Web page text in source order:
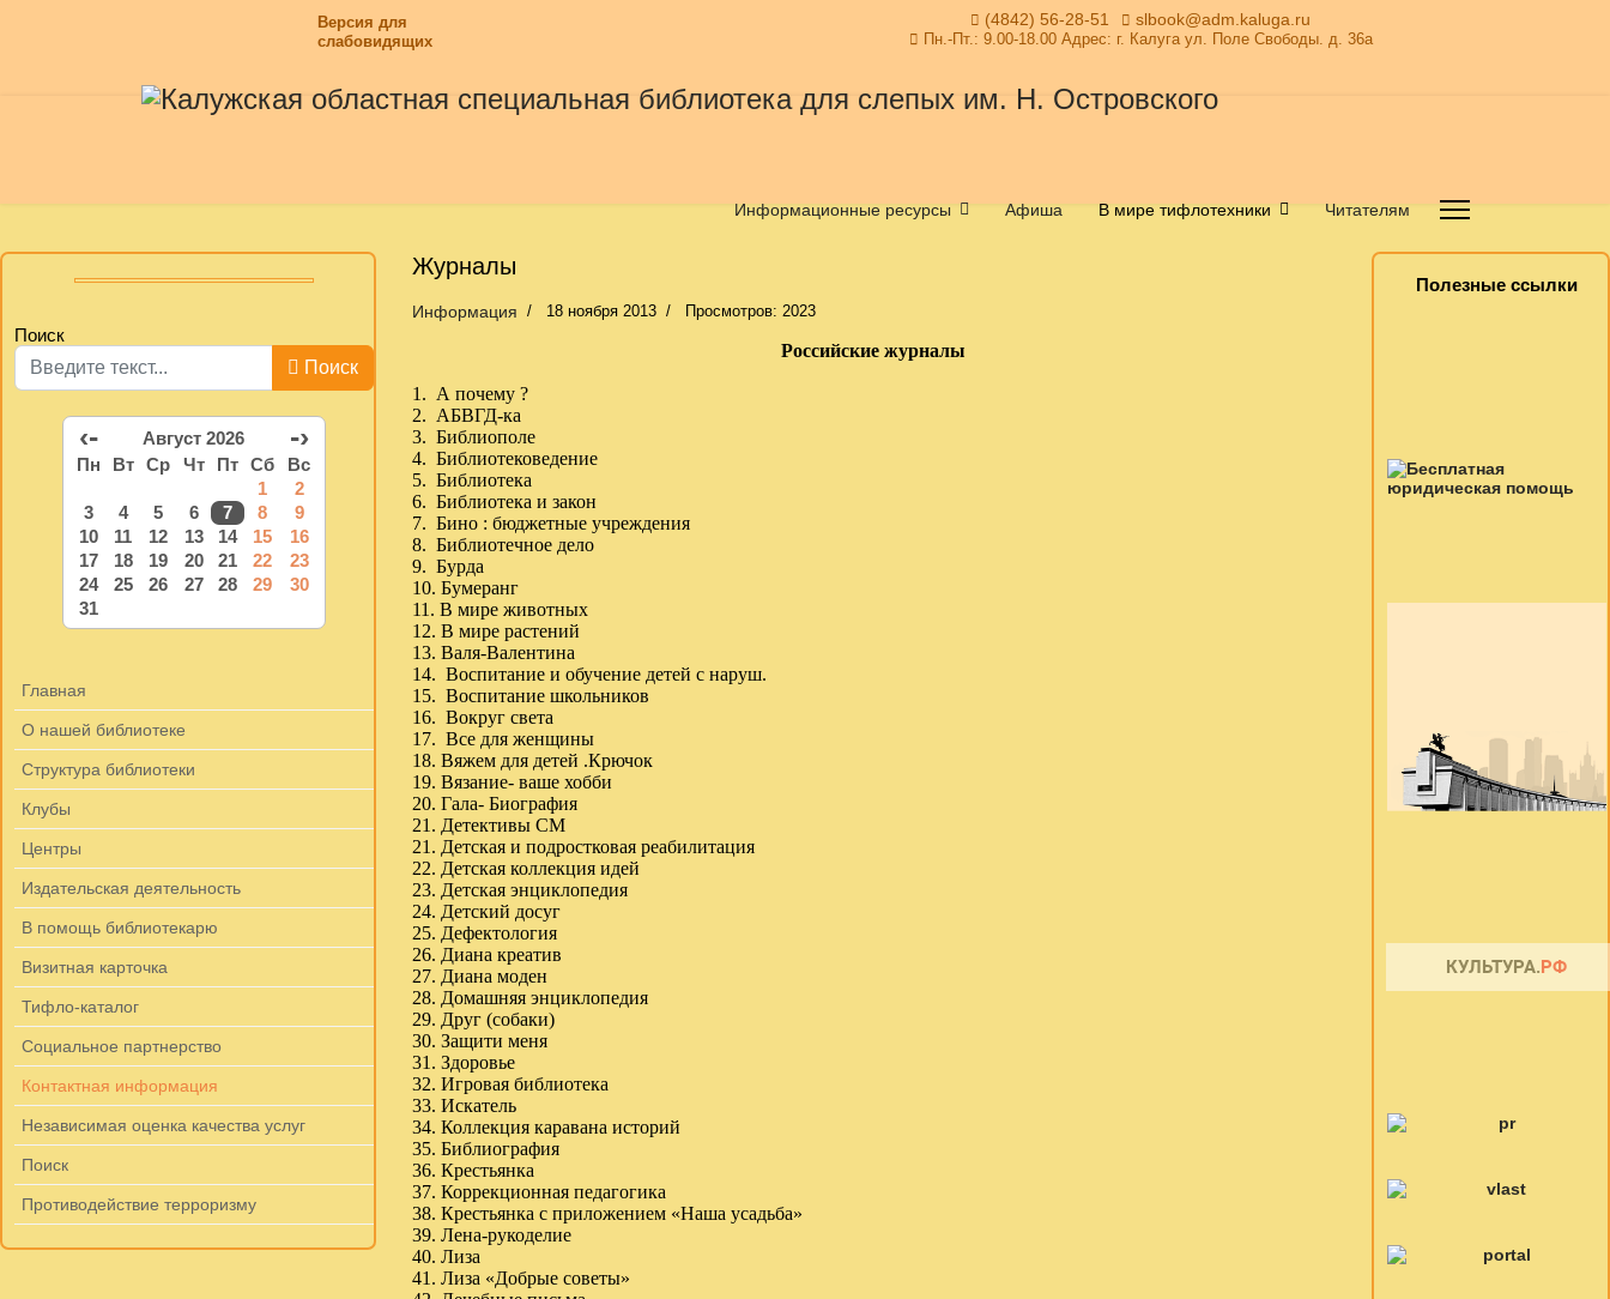
Версия для
слабовидящих
(4842) 56-28-51 slbook@adm.kaluga.ru
Пн.-Пт.: 9.00-18.00 Адрес: г. Калуга ул. Поле Свободы. д. 36а
Информационные ресурсы Афиша В мире тифлотехники Читателям
Поиск
Поиск
‹- Август 2026 -›
Пн Вт Ср Чт Пт Сб
Вс
1
2
3
4 5 6 7 8
9
10
11 12 13 14 15
16
17
18 19 20 21 22
23
24
25 26 27 28 29
30
31
Главная
О нашей библиотеке
Структура библиотеки
Клубы
Центры
Издательская деятельность
В помощь библиотекарю
Визитная карточка
Тифло-каталог
Социальное партнерство
Контактная информация
Независимая оценка качества услуг
Поиск
Противодействие терроризму
Журналы
Информация 18 ноября 2013 Просмотров: 2023
Российские журналы
1. А почему ?
2. АБВГД-ка
3. Библиополе
4. Библиотековедение
5. Библиотека
6. Библиотека и закон
7. Бино : бюджетные учреждения
8. Библиотечное дело
9. Бурда
10. Бумеранг
11. В мире животных
12. В мире растений
13. Валя-Валентина
14. Воспитание и обучение детей с наруш.
15. Воспитание школьников
16. Вокруг света
17. Все для женщины
18. Вяжем для детей .Крючок
19. Вязание- ваше хобби
20. Гала- Биография
21. Детективы СМ
21. Детская и подростковая реабилитация
22. Детская коллекция идей
23. Детская энциклопедия
24. Детский досуг
25. Дефектология
26. Диана креатив
27. Диана моден
28. Домашняя энциклопедия
29. Друг (собаки)
30. Защити меня
31. Здоровье
32. Игровая библиотека
33. Искатель
34. Коллекция каравана историй
35. Библиография
36. Крестьянка
37. Коррекционная педагогика
38. Крестьянка с приложением «Наша усадьба»
39. Лена-рукоделие
40. Лиза
41. Лиза «Добрые советы»
Полезные ссылки